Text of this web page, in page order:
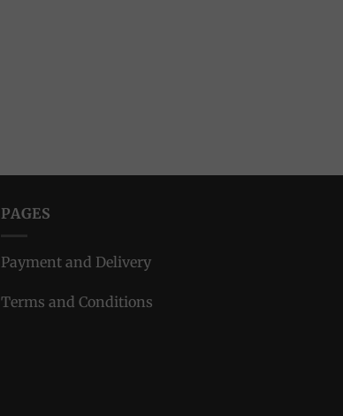
PAGES
Payment and Delivery
Terms and Conditions